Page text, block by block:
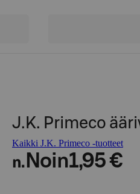
J.K. Primeco
Kaikki J.K. Primeco -tuotteet
n. Noin1,95 €